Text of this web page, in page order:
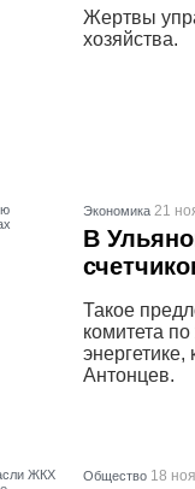
Жертвы
хозяйства.
Экономика 21
В
Такое
комитета
Антонцев.
Общество 18